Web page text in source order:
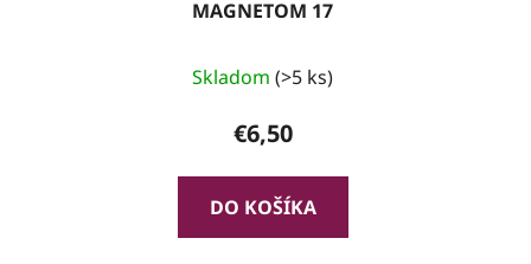
MAGNETOM 17
Skladom (>5 ks)
€6,50
DO KOŠÍKA